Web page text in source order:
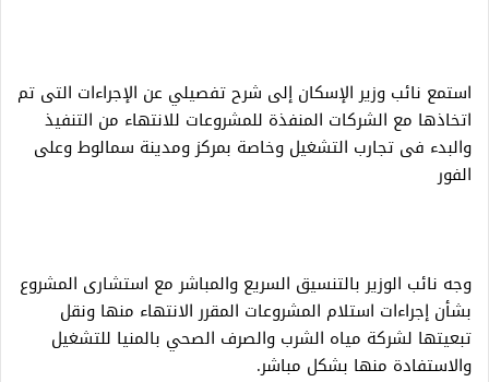
استمع نائب وزير الإسكان إلى شرح تفصيلي عن الإجراءات التى تم
اتخاذها مع الشركات المنفذة للمشروعات للانتهاء من التنفيذ
والبدء فى تجارب التشغيل وخاصة بمركز ومدينة سمالوط وعلى
الفور
وجه نائب الوزير بالتنسيق السريع والمباشر مع استشارى المشروع
بشأن إجراءات استلام المشروعات المقرر الانتهاء منها ونقل
تبعيتها لشركة مياه الشرب والصرف الصحي بالمنيا للتشغيل
والاستفادة منها بشكل مباشر.